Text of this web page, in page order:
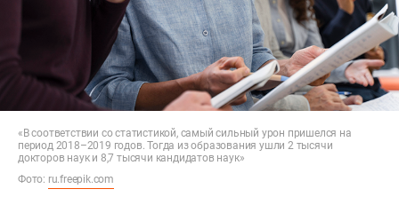
«В соответствии со статистикой, самый сильный урон пришелся на
период 2018–2019 годов. Тогда из образования ушли 2 тысячи
докторов наук и 8,7 тысячи кандидатов наук»
Фото: ru.freepik.com